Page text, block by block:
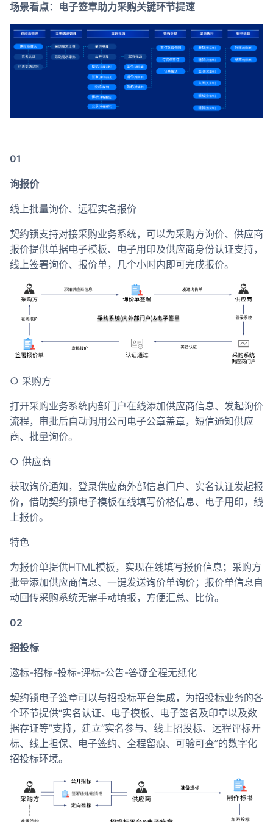
场景看点：电子签章助力采购关键环节提速
01
询报价
线上批量询价、远程实名报价
契约锁支持对接采购业务系统，可以为采购方询价、供应商
报价提供单据电子模板、电子用印及供应商身份认证支持，
线上签署询价、报价单，几个小时内即可完成报价。
○ 采购方
打开采购业务系统内部门户在线添加供应商信息、发起询价
流程，审批后自动调用公司电子公章盖章，短信通知供应
商、批量询价。
○ 供应商
获取询价通知，登录供应商外部信息门户、实名认证发起报
价，借助契约锁电子模板在线填写价格信息、电子用印，线
上报价。
特色
为报价单提供HTML模板，实现在线填写报价信息；采购方
批量添加供应商信息、一键发送询价单询价；报价单信息自
动回传采购系统无需手动填报，方便汇总、比价。
02
招投标
邀标-招标-投标-评标-公告-答疑全程无纸化
契约锁电子签章可以与招投标平台集成，为招投标业务的各
个环节提供“实名认证、电子模板、电子签名及印章以及数
据存证等”支持，建立“实名参与、线上招投标、远程评标开
标、线上担保、电子签约、全程留痕、可验可查”的数字化
招投标环境。